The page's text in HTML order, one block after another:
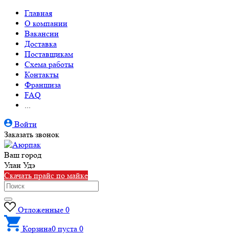
Главная
О компании
Вакансии
Доставка
Поставщикам
Схема работы
Контакты
Франшиза
FAQ
...
Войти
Заказать звонок
Ваш город
Улан Удэ
Скачать прайс по майке
Отложенные 0
Корзина0 пуста 0